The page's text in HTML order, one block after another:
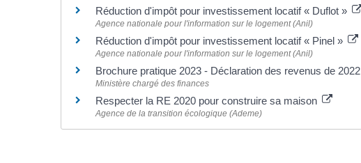
Réduction d'impôt pour investissement locatif « Duflot »
Agence nationale pour l'information sur le logement (Anil)
Réduction d'impôt pour investissement locatif « Pinel »
Agence nationale pour l'information sur le logement (Anil)
Brochure pratique 2023 - Déclaration des revenus de 2022
Ministère chargé des finances
Respecter la RE 2020 pour construire sa maison
Agence de la transition écologique (Ademe)